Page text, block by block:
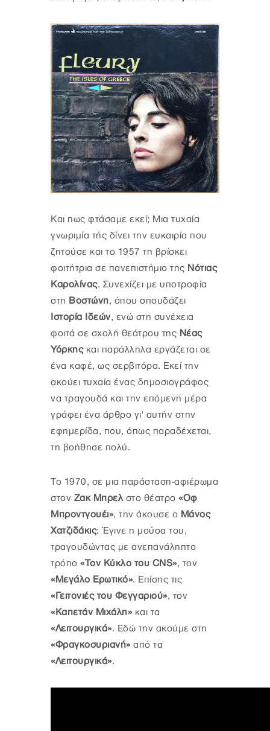
Και πως φτάσαμε εκεί; Μια τυχαία
γνωριμία τής δίνει την ευκαιρία που
ζητούσε και το 1957 τη βρίσκει
φοιτήτρια σε πανεπιστήμιο της Νότιας
Καρολίνας. Συνεχίζει με υποτροφία
στη Βοστώνη, όπου σπουδάζει
Ιστορία Ιδεών, ενώ στη συνέχεια
φοιτά σε σχολή θεάτρου της Νέας
Υόρκης και παράλληλα εργάζεται σε
ένα καφέ, ως σερβιτόρα. Εκεί την
ακούει τυχαία ένας δημοσιογράφος
να τραγουδά και την επόμενη μέρα
γράφει ένα άρθρο γι' αυτήν στην
εφημερίδα, που, όπως παραδέχεται,
τη βοήθησε πολύ.
Το 1970, σε μια παράσταση-αφιέρωμα
στον Ζακ Μπρελστο θέατρο «Οφ
Μπροντγουέι», την άκουσε ο Μάνος
Χατζιδάκις: Έγινε η μούσα του,
τραγουδώντας με ανεπανάληπτο
τρόπο «Τον Κύκλο του CNS», τον
«Μεγάλο Ερωτικό». Επίσης τις
«Γειτονιές του Φεγγαριού», τον
«Καπετάν Μιχάλη» και τα
«Λειτουργικά». Εδώ την ακούμε στη
«Φραγκοσυριανή» από τα
«Λειτουργικά».